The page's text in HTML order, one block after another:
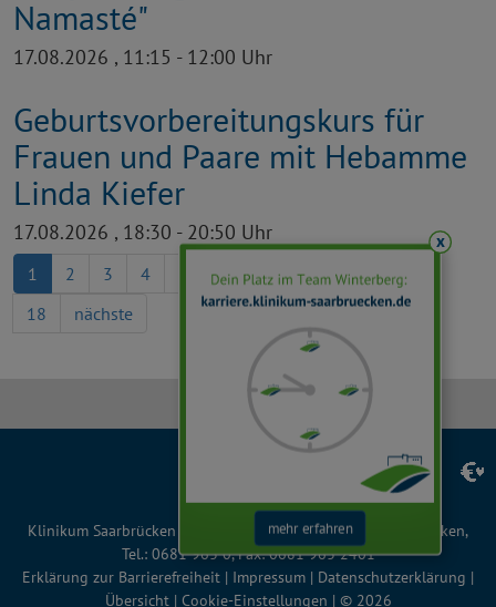
Namasté"
17.08.2026 , 11:15 - 12:00 Uhr
Geburtsvorbereitungs­kurs für
Frauen und Paare mit Hebamme
Linda Kiefer
17.08.2026 , 18:30 - 20:50 Uhr
1 2 3 4 6 7 8 9 10
18
nächste
TikTok
YouTube
LinkedIn
Instagram
Klinikum Saarbrücken gGmbH, Winterberg 1, 66119 Saarbrücken,
Tel.: 0681 963 0, Fax: 0681 963 2401
Erklärung zur Barrierefreiheit | Impressum | Datenschutzerklärung |
Übersicht| Cookie-Einstellungen | © 2026
x
mehr erfahren